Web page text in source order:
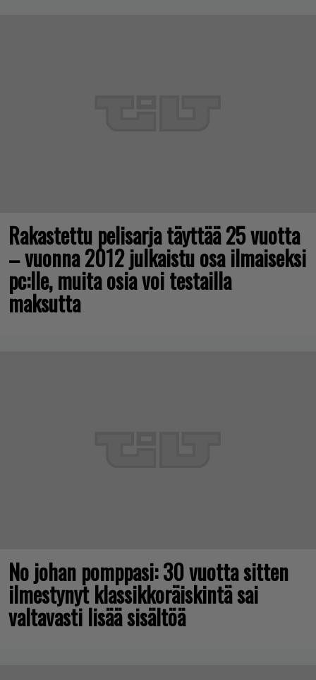
Rakastettu pelisarja täyttää 25 vuotta
– vuonna 2012 julkaistu osa ilmaiseksi
pc:lle, muita osia voi testailla
maksutta
No johan pomppasi: 30 vuotta sitten
ilmestynyt klassikkoräiskintä sai
valtavasti lisää sisältöä